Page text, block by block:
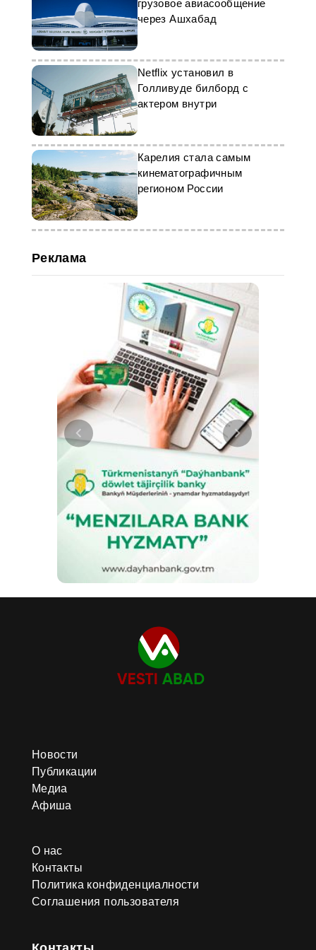
укрепление культурных связей
между двумя странами.
грузовое авиасообщение
через Ашхабад
Netflix установил в
Голливуде билборд с
актером внутри
Карелия стала самым
кинематографичным
регионом России
Реклама
Новости
Публикации
Медиа
Афиша
О нас
Контакты
Политика конфиденциалности
Соглашения пользователя